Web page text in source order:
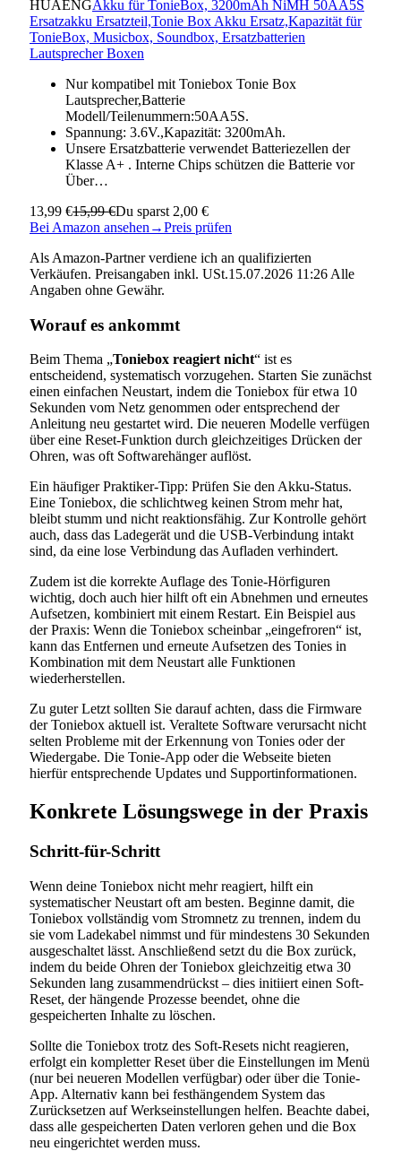
HUAENGAkku für TonieBox, 3200mAh NiMH 50AA5S
Ersatzakku Ersatzteil,Tonie Box Akku Ersatz,Kapazität für
TonieBox, Musicbox, Soundbox, Ersatzbatterien
Lautsprecher Boxen
Nur kompatibel mit Toniebox Tonie Box
Lautsprecher,Batterie
Modell/Teilenummern:50AA5S.
Spannung: 3.6V.,Kapazität: 3200mAh.
Unsere Ersatzbatterie verwendet Batteriezellen der
Klasse A+ . Interne Chips schützen die Batterie vor
Über…
13,99 €15,99 €Du sparst 2,00 €
Bei Amazon ansehen →Preis prüfen
Als Amazon-Partner verdiene ich an qualifizierten
Verkäufen. Preisangaben inkl. USt.15.07.2026 11:26 Alle
Angaben ohne Gewähr.
Worauf es ankommt
Beim Thema „Toniebox reagiert nicht“ ist es
entscheidend, systematisch vorzugehen. Starten Sie zunächst
einen einfachen Neustart, indem die Toniebox für etwa 10
Sekunden vom Netz genommen oder entsprechend der
Anleitung neu gestartet wird. Die neueren Modelle verfügen
über eine Reset-Funktion durch gleichzeitiges Drücken der
Ohren, was oft Softwarehänger auflöst.
Ein häufiger Praktiker-Tipp: Prüfen Sie den Akku-Status.
Eine Toniebox, die schlichtweg keinen Strom mehr hat,
bleibt stumm und nicht reaktionsfähig. Zur Kontrolle gehört
auch, dass das Ladegerät und die USB-Verbindung intakt
sind, da eine lose Verbindung das Aufladen verhindert.
Zudem ist die korrekte Auflage des Tonie-Hörfiguren
wichtig, doch auch hier hilft oft ein Abnehmen und erneutes
Aufsetzen, kombiniert mit einem Restart. Ein Beispiel aus
der Praxis: Wenn die Toniebox scheinbar „eingefroren“ ist,
kann das Entfernen und erneute Aufsetzen des Tonies in
Kombination mit dem Neustart alle Funktionen
wiederherstellen.
Zu guter Letzt sollten Sie darauf achten, dass die Firmware
der Toniebox aktuell ist. Veraltete Software verursacht nicht
selten Probleme mit der Erkennung von Tonies oder der
Wiedergabe. Die Tonie-App oder die Webseite bieten
hierfür entsprechende Updates und Supportinformationen.
Konkrete Lösungswege in der Praxis
Schritt-für-Schritt
Wenn deine Toniebox nicht mehr reagiert, hilft ein
systematischer Neustart oft am besten. Beginne damit, die
Toniebox vollständig vom Stromnetz zu trennen, indem du
sie vom Ladekabel nimmst und für mindestens 30 Sekunden
ausgeschaltet lässt. Anschließend setzt du die Box zurück,
indem du beide Ohren der Toniebox gleichzeitig etwa 30
Sekunden lang zusammendrückst – dies initiiert einen Soft-
Reset, der hängende Prozesse beendet, ohne die
gespeicherten Inhalte zu löschen.
Sollte die Toniebox trotz des Soft-Resets nicht reagieren,
erfolgt ein kompletter Reset über die Einstellungen im Menü
(nur bei neueren Modellen verfügbar) oder über die Tonie-
App. Alternativ kann bei festhängendem System das
Zurücksetzen auf Werkseinstellungen helfen. Beachte dabei,
dass alle gespeicherten Daten verloren gehen und die Box
neu eingerichtet werden muss.